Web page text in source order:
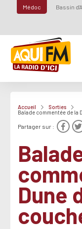
Médoc Bassin
Accueil
Sorties
Balade commentée de la
Partager sur :
Dune